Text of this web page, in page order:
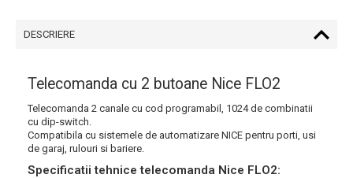
DESCRIERE
Telecomanda cu 2 butoane Nice FLO2
Telecomanda 2 canale cu cod programabil, 1024 de combinatii
cu dip-switch.
Compatibila cu sistemele de automatizare NICE pentru porti, usi
de garaj, rulouri si bariere.
Specificatii tehnice telecomanda Nice FLO2: